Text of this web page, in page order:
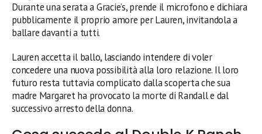
Durante una serata a Gracie’s, prende il microfono e dichiara
pubblicamente il proprio amore per Lauren, invitandola a
ballare davanti a tutti.
Lauren accetta il ballo, lasciando intendere di voler
concedere una nuova possibilità alla loro relazione. Il loro
futuro resta tuttavia complicato dalla scoperta che sua
madre Margaret ha provocato la morte di Randall e dal
successivo arresto della donna.